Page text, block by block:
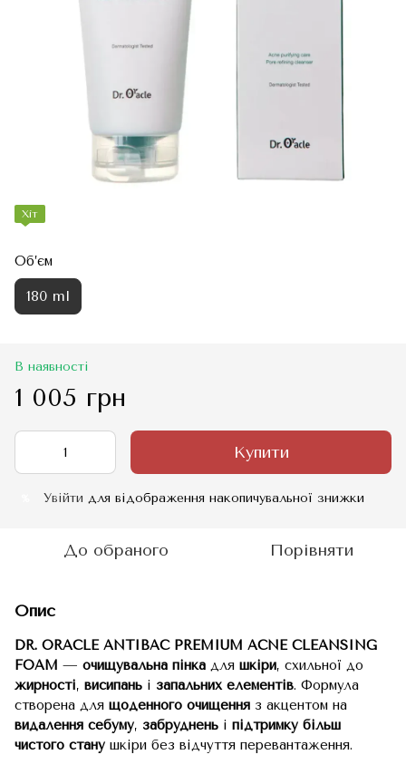
Хіт
Об’єм
180 ml
В наявності
1 005 грн
Купити
Увійти для відображення накопичувальної знижки
До обраного Порівняти
Опис
DR. ORACLE ANTIBAC PREMIUM ACNE CLEANSING
FOAM — очищувальна пінка для шкіри, схильної до
жирності, висипань і запальних елементів. Формула
створена для щоденного очищення з акцентом на
видалення себуму, забруднень і підтримку більш
чистого стану шкіри без відчуття перевантаження.